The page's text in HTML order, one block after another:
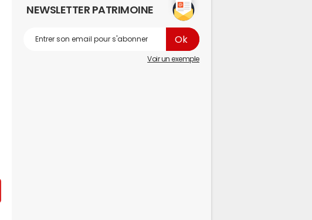
NEWSLETTER PATRIMOINE
Voir un exemple